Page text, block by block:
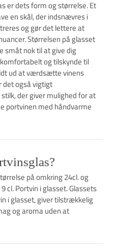
er dets form og størrelse. Et
en skål, der indsnævres i
og gør det lettere at
Størrelsen på glasset
småt nok til at give dig
og tilskynde til
ud at værdsætte vinens
det også vigtigt
der giver mulighed for at
portvinen med håndvarme
på omkring 24cl. og
cl. Portvin i glasset. Glassets
i glasset, giver tilstrækkelig
og aroma uden at